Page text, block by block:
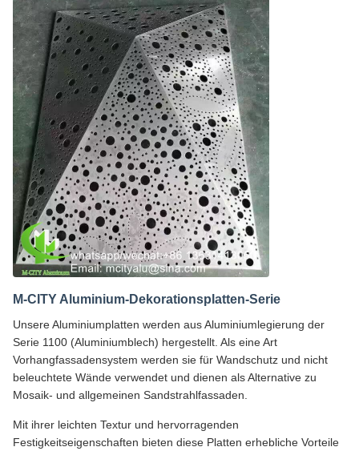
M-CITY Aluminium-Dekorationsplatten-Serie
Unsere Aluminiumplatten werden aus Aluminiumlegierung der
Serie 1100 (Aluminiumblech) hergestellt. Als eine Art
Vorhangfassadensystem werden sie für Wandschutz und nicht
beleuchtete Wände verwendet und dienen als Alternative zu
Mosaik- und allgemeinen Sandstrahlfassaden.
Mit ihrer leichten Textur und hervorragenden
Festigkeitseigenschaften bieten diese Platten erhebliche Vorteile